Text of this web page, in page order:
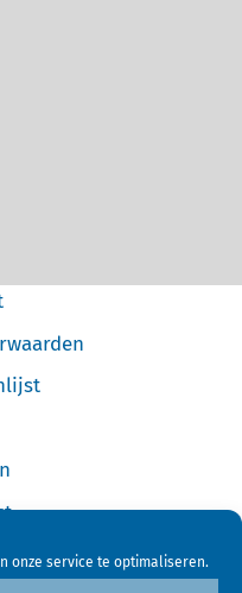
onze service te optimaliseren.
(EU)